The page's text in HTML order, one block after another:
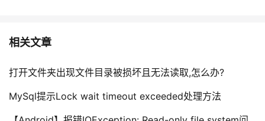
相关文章
打开文件夹出现文件目录被损坏且无法读取,怎么办?
MySql提示Lock wait timeout exceeded处理方法